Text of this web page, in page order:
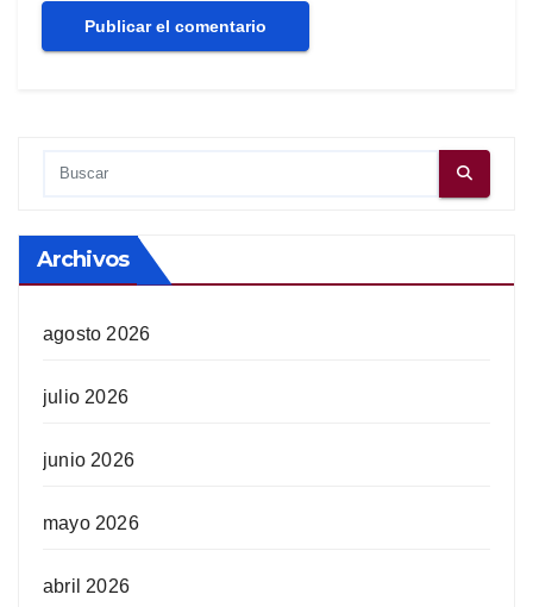
Archivos
agosto 2026
julio 2026
junio 2026
mayo 2026
abril 2026